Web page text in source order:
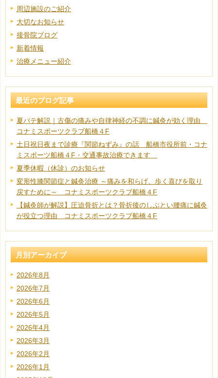
周辺施設のご紹介
大切なお知らせ
接骨院ブログ
新着情報
治療メニュー紹介
最近のブログ記事
夏バテ解説｜古傷の痛みや自律神経の不調に鍼灸が効く理由
コナミスポーツクラブ船橋４F
土日祝日夜まで診療『関節ねずみ』の話 船橋市役所前・コナ
ミスポーツ船橋４F・交通事故治療できます
夏季休暇（休診）のお知らせ
変形性膝関節症と鍼灸治療 ～痛みを和らげ、歩く喜びを取り
戻すために～ コナミスポーツクラブ船橋４F
【鍼灸師が解説】圧迫骨折とは？骨折後のしぶとい腰痛に鍼灸
が役立つ理由 コナミスポーツクラブ船橋４F
月別アーカイブ
2026年8月
2026年7月
2026年6月
2026年5月
2026年4月
2026年3月
2026年2月
2026年1月